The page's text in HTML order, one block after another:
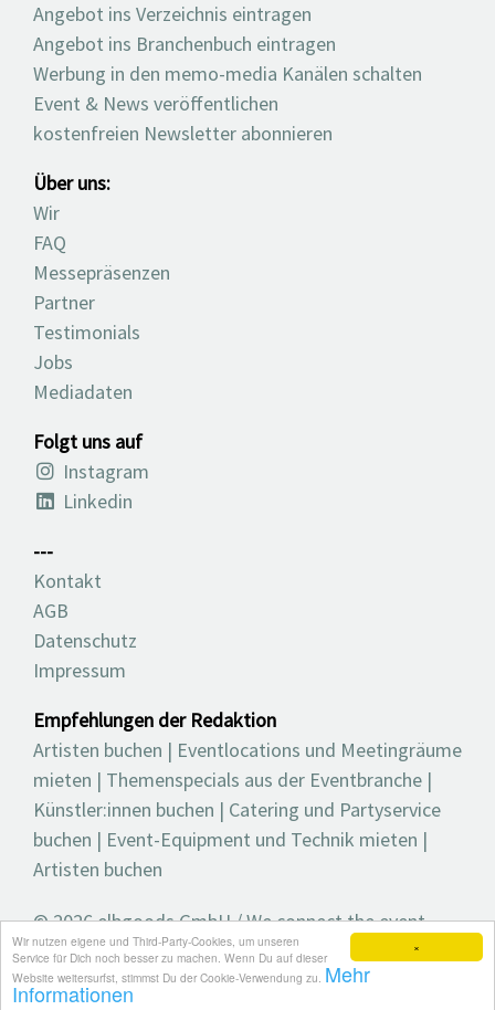
×
Wir nutzen eigene und Third-Party-Cookies, um unseren
Service für Dich noch besser zu machen. Wenn Du auf dieser
Website weitersurfst, stimmst Du der Cookie-Verwendung zu. Mehr
Informationen
Angebot ins Verzeichnis eintragen
Angebot ins Branchenbuch eintragen
Werbung in den memo-media Kanälen schalten
Event & News veröffentlichen
kostenfreien Newsletter abonnieren
Über uns:
Wir
FAQ
Messepräsenzen
Partner
Testimonials
Jobs
Mediadaten
Folgt uns auf
Instagram
Linkedin
---
Kontakt
AGB
Datenschutz
Impressum
Empfehlungen der Redaktion
Artisten buchen | Eventlocations und Meetingräume
mieten | Themenspecials aus der Eventbranche |
Künstler:innen buchen | Catering und Partyservice
buchen | Event-Equipment und Technik mieten |
Artisten buchen
© 2026 elbgoods GmbH / We connect the event
industry / Medienvielfalt für die Eventplanung /
Eventbranchenbuch, Blog, Magazin und mehr